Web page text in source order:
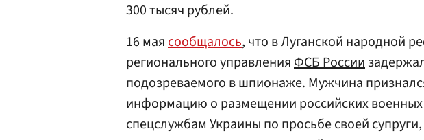
300 тысяч рублей.
16 маясообщалось, что в Луганской народной
регионального управленияФСБ России
подозреваемого в шпионаже. Мужчина
информацию о размещении российских
спецслужбам Украины по просьбе своей